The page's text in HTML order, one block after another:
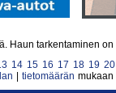
Haun tarkentaminen
14 15 16 17 18 19 20
tietomäärän mukaan